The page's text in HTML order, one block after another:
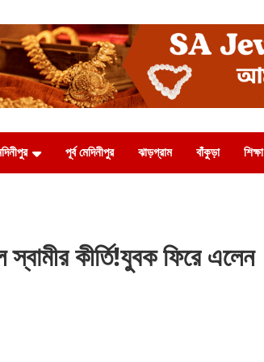
পূর্ব মেদিনীপুর ঝাড়গ্রাম বাঁকুড়া শিক্ষা
কীর্তি!যুবক ফিরে এলেন